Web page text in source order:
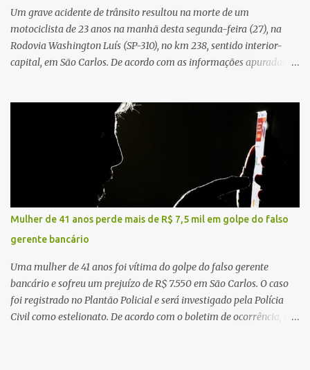
circunstâncias do crime. A ocorrência segue em anda...
Um grave acidente de trânsito resultou na morte de um
motociclista de 23 anos na manhã desta segunda-feira (27), na
Rodovia Washington Luís (SP-310), no km 238, sentido interior-
capital, em São Carlos. De acordo com as informações apuradas no
veículo, o trânsito estava lento e congestionado devido a obras
realizadas na rodovia, momento em que ocorreu o impacto. Com
a violência da colisão, o motociclista foi arremessado ao solo.
Testemunhas relataram que o capacete teria se desprendido
durante o acidente. O jovem sofreu ferimentos gravíssimos e
morreu ainda no local. Equipes de resgate e de atendimento da
concessionária responsável pela rodovia foram acionadas e
realizaram a sinalização da via, além de prestarem socorro à
vítima. No entanto, o óbito foi constatado ainda no local do
acidente. A Polícia Militar Rodoviária compareceu para o registro
da ocorrência...
Mulher de 41 anos perde mais de R$ 7,5 mil em golpe do falso
gerente bancário
Uma mulher de 41 anos foi vítima do golpe do falso gerente
bancário e sofreu um prejuízo de R$ 7.550 em São Carlos. O caso
foi registrado no Plantão Policial e será investigado pela Polícia
Civil como estelionato. De acordo com o boletim de ocorrência, a